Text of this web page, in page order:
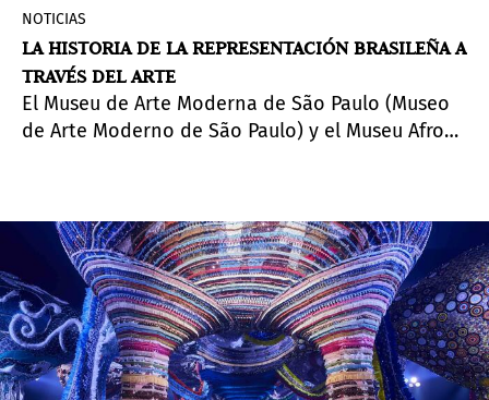
NOTICIAS
LA HISTORIA DE LA REPRESENTACIÓN BRASILEÑA A
TRAVÉS DEL ARTE
El Museu de Arte Moderna de São Paulo (Museo
de Arte Moderno de São Paulo) y el Museu Afro
la mano afrobrasileña).